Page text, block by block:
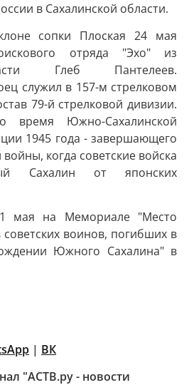
в Сахалинской области.
сопки Плоская 24 мая
отряда "Эхо" из
Глеб Пантелеев.
служил в 157-м стрелковом
79-й стрелковой дивизии.
Южно-Сахалинской
1945 года - завершающего
когда советские войска
Сахалин от японских
мая на Мемориале "Место
воинов, погибших в
Южного Сахалина" в
| ВК
"АСТВ.ру - новости